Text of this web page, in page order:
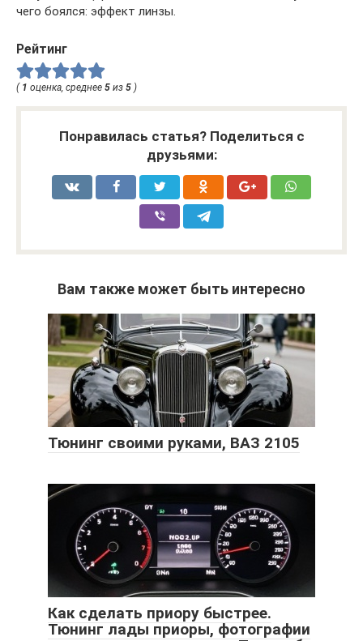
чего боялся: эффект линзы.
Рейтинг
( 1 оценка, среднее 5 из 5 )
Понравилась статья? Поделиться с
друзьями:
Вам также может быть интересно
Тюнинг своими руками, ВАЗ 2105
Как сделать приору быстрее.
Тюнинг лады приоры, фотографии